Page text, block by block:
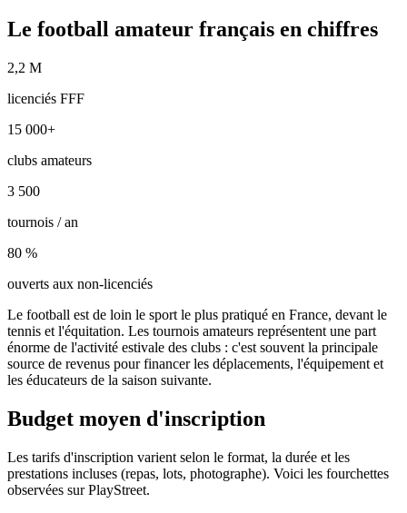
Le football amateur français en chiffres
2,2 M
licenciés FFF
15 000+
clubs amateurs
3 500
tournois / an
80 %
ouverts aux non-licenciés
Le football est de loin le sport le plus pratiqué en France, devant le
tennis et l'équitation. Les tournois amateurs représentent une part
énorme de l'activité estivale des clubs : c'est souvent la principale
source de revenus pour financer les déplacements, l'équipement et
les éducateurs de la saison suivante.
Budget moyen d'inscription
Les tarifs d'inscription varient selon le format, la durée et les
prestations incluses (repas, lots, photographe). Voici les fourchettes
observées sur PlayStreet.